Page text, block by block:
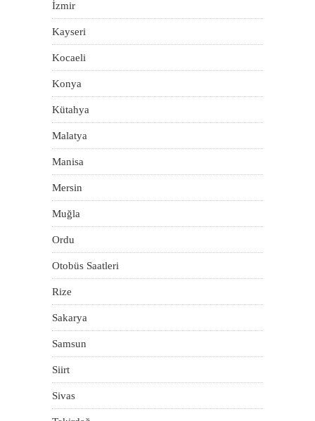
İzmir
Kayseri
Kocaeli
Konya
Kütahya
Malatya
Manisa
Mersin
Muğla
Ordu
Otobüs Saatleri
Rize
Sakarya
Samsun
Siirt
Sivas